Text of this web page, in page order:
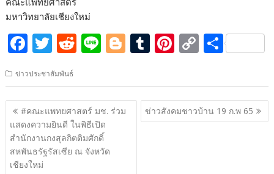
มหาวิทยาลัยเชียงใหม่
F
e
b
o
o
k
T
itt
er
R
d
di
t
Li
e
Bl
g
g
er
T
m
bl
r
Pi
er
e
st
C
p
y
Li
S
ar
e
ข่าวประชาสัมพันธ์
แนะแนว
เรื่อง
#คณะแพทยศาสตร์ มช. ร่วม
แสดงความยินดี ในพิธีเปิด
สำนักงานกงสุลกิตติมศักดิ์
สหพันธรัฐรัสเซีย ณ จังหวัด
เชียงใหม่
ข่าวสังคมชาวบ้าน 19 ก.พ 65